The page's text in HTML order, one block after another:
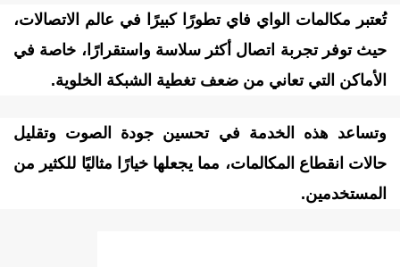
مكالمات الواي فاي تطورًا كبيرًا في عالم الاتصالات،
توفر تجربة اتصال أكثر سلاسة واستقرارًا، خاصة في
التي تعاني من ضعف تغطية الشبكة الخلوية.
هذه الخدمة في تحسين جودة الصوت وتقليل
انقطاع المكالمات، مما يجعلها خيارًا مثاليًا للكثير من